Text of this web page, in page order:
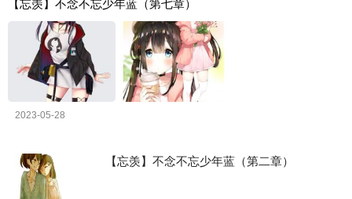
【忘羡】不念不忘少年蓝（第七章）
2023-05-28
【忘羡】不念不忘少年蓝（第二章）